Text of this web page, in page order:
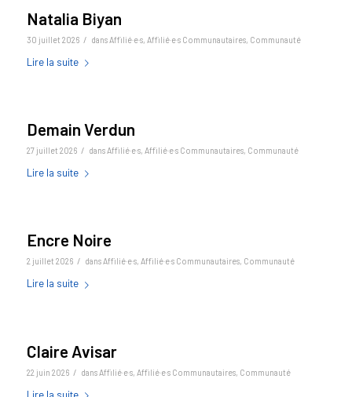
Natalia Biyan
30 juillet 2026 / dans Affilié·e·s, Affilié·e·s Communautaires, Communauté
Lire la suite
Demain Verdun
27 juillet 2026 / dans Affilié·e·s, Affilié·e·s Communautaires, Communauté
Lire la suite
Encre Noire
2 juillet 2026 / dans Affilié·e·s, Affilié·e·s Communautaires, Communauté
Lire la suite
Claire Avisar
22 juin 2026 / dans Affilié·e·s, Affilié·e·s Communautaires, Communauté
Lire la suite